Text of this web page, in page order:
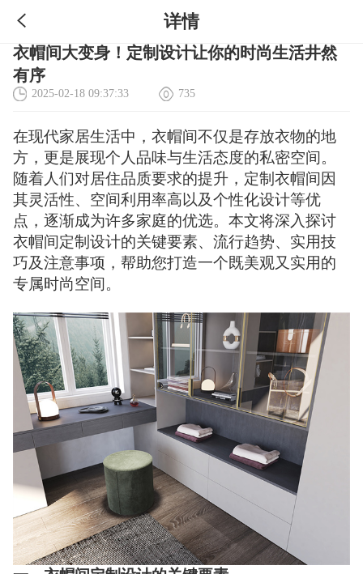
详情
衣帽间大变身！定制设计让你的时尚生活井然
有序
2025-02-18 09:37:33 735
在现代家居生活中，衣帽间不仅是存放衣物的地
方，更是展现个人品味与生活态度的私密空间。
随着人们对居住品质要求的提升，定制衣帽间因
其灵活性、空间利用率高以及个性化设计等优
点，逐渐成为许多家庭的优选。本文将深入探讨
衣帽间定制设计的关键要素、流行趋势、实用技
巧及注意事项，帮助您打造一个既美观又实用的
专属时尚空间。